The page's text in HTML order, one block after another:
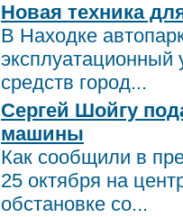
Новая техника
В Находке
средств город...
Сергей Шойгу
машины
Как сообщили в
25 октября на
обстановке со...